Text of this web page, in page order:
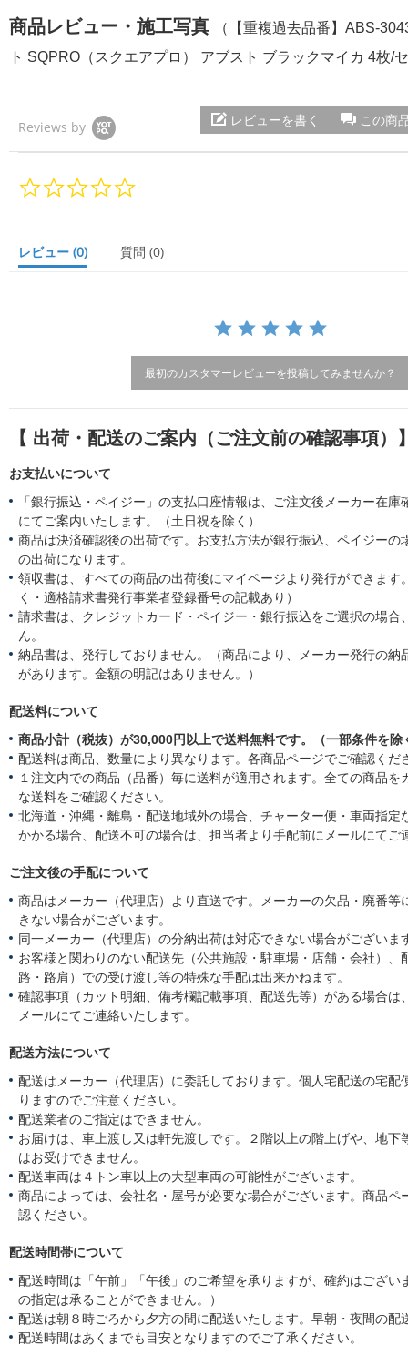
商品レビュー・施工写真
（【重複過去品番】ABS-
ト SQPRO（スクエアプロ） アブスト ブラックマイカ 4枚/
Reviews by この商
レビューを書く
a
r
g
レビュー (0) 質問 (0)
最初のカスタマーレビューを投稿してみませんか？
【 出荷・配送のご案内（ご注文前の確認事項）
お支払いについて
「銀行振込・ペイジー」の支払口座情報は、ご注文後メーカー在庫
にてご案内いたします。（土日祝を除く）
商品は決済確認後の出荷です。お支払方法が銀行振込、ペイジーの
の出荷になります。
領収書は、すべての商品の出荷後にマイページより発行ができます
く・適格請求書発行事業者登録番号の記載あり）
請求書は、クレジットカード・ペイジー・銀行振込をご選択の場合
ん。
納品書は、発行しておりません。（商品により、メーカー発行の納
があります。金額の明記はありません。）
配送料について
商品小計（税抜）が30,000円以上で送料無料です。（一部条件を除
配送料は商品、数量により異なります。各商品ページでご確認くだ
１注文内での商品（品番）毎に送料が適用されます。全ての商品を
な送料をご確認ください。
北海道・沖縄・離島・配送地域外の場合、チャーター便・車両指定
かかる場合、配送不可の場合は、担当者より手配前にメールにてご
ご注文後の手配について
商品はメーカー（代理店）より直送です。メーカーの欠品・廃番等
きない場合がございます。
同一メーカー（代理店）の分納出荷は対応できない場合がございま
お客様と関わりのない配送先（公共施設・駐車場・店舗・会社）、
路・路肩）での受け渡し等の特殊な手配は出来かねます。
確認事項（カット明細、備考欄記載事項、配送先等）がある場合は
メールにてご連絡いたします。
配送方法について
配送はメーカー（代理店）に委託しております。個人宅配送の宅配
りますのでご注意ください。
配送業者のご指定はできません。
お届けは、車上渡し又は軒先渡しです。２階以上の階上げや、地下
はお受けできません。
配送車両は４トン車以上の大型車両の可能性がございます。
商品によっては、会社名・屋号が必要な場合がございます。商品ペ
認ください。
配送時間帯について
配送時間は「午前」「午後」のご希望を承りますが、確約はござい
の指定は承ることができません。）
配送は朝８時ごろから夕方の間に配送いたします。早朝・夜間の配
配送時間はあくまでも目安となりますのでご了承ください。